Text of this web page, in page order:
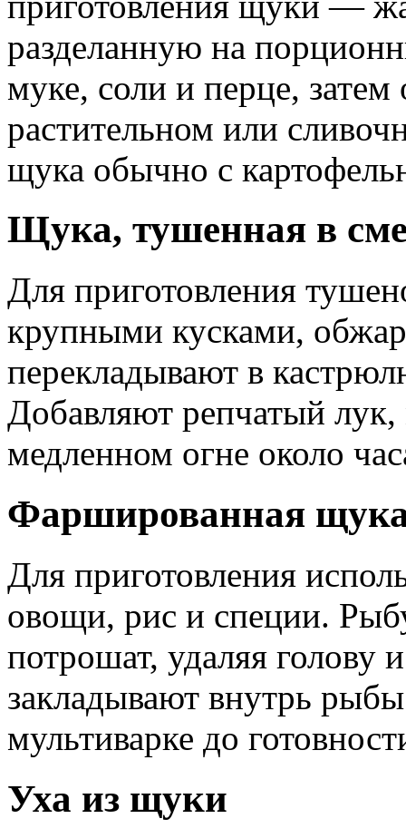
разделанную на
муке, соли и перце,
растительном или
щука обычно с
Щука, тушенная в
Для приготовления
крупными кусками,
перекладывают в
Добавляют репчатый
медленном огне около
Фаршированная
Для приготовления
овощи, рис и специи.
потрошат, удаляя
закладывают внутрь
мультиварке до
Уха из щуки